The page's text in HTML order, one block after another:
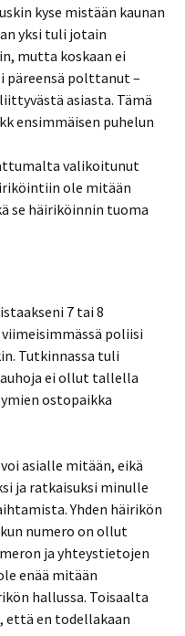
kyse mistään kaunan
yksi tuli jotain
mutta koskaan ei
päreensä polttanut –
asiasta. Tämä
ensimmäisen puhelun
valikoitunut
ole mitään
se häiriköinnin tuoma
7 tai 8
poliisi
Tutkinnassa tuli
ei ollut tallella
ostopaikka
asialle mitään, eikä
ja ratkaisuksi minulle
Yhden häirikön
numero on ollut
ja yhteystietojen
enää mitään
hallussa. Toisaalta
en todellakaan